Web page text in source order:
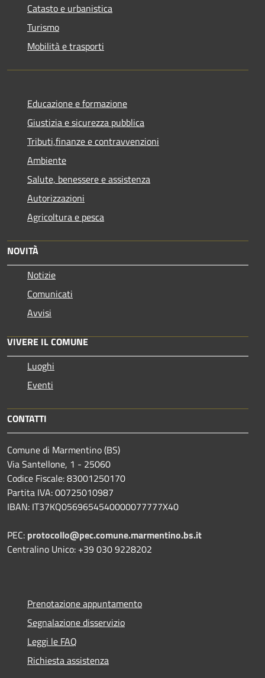
Catasto e urbanistica
Turismo
Mobilità e trasporti
Educazione e formazione
Giustizia e sicurezza pubblica
Tributi,finanze e contravvenzioni
Ambiente
Salute, benessere e assistenza
Autorizzazioni
Agricoltura e pesca
NOVITÀ
Notizie
Comunicati
Avvisi
VIVERE IL COMUNE
Luoghi
Eventi
CONTATTI
Comune di Marmentino (BS)
Via Santellone, 1 - 25060
Codice Fiscale: 83001250170
Partita IVA: 00725010987
IBAN: IT37KQ0569654540000077777X40
PEC: protocollo@pec.comune.marmentino.bs.it
Centralino Unico: +39 030 9228202
Prenotazione appuntamento
Segnalazione disservizio
Leggi le FAQ
Richiesta assistenza